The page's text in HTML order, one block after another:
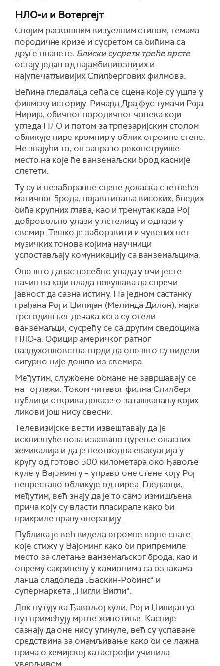
НЛО-и и Вотергејт
Својим раскошним визуелним стилом, темама
породичне кризе и сусретом са бићима са
друге планете, Блиски сусрети треће врсте
остају један од најамбициознијих и
најупечатљивијих Спилбергових филмова.
Већина гледалаца сећа се сцена које су ушле у
филмску историју. Ричард Драјфус тумачи Роја
Нирија, обичног породичног човека који
угледа НЛО и потом за трпезаријским столом
обликује пире кромпир у облик огромне стене.
Не знајући то, он заправо реконструише
место на које ће ванземаљски брод касније
слетети.
Ту су и незаборавне сцене доласка светлећег
матичног брода, појављивања високих, бледих
бића крупних глава, као и тренутак када Рој
добровољно улази у летелицу и одлази у
свемир. Тешко је заборавити и чувених пет
музичких тонова којима научници
успостављају комуникацију са ванземаљцима.
Оно што данас посебно упада у очи јесте
начин на који влада покушава да спречи
јавност да сазна истину. На једном састанку
грађана Рој и Џилијан (Мелинда Дилон), мајка
трогодишњег дечака кога су отели
ванземаљци, сусрећу се са другим сведоцима
НЛО-а. Официр америчког ратног
ваздухопловства тврди да оно што су видели
сигурно није дошло из свемира.
Међутим, службене обмане не завршавају се
на тој лажи. Током читавог филма Спилберг
публици открива доказе о заташкавању којих
ликови још нису свесни.
Телевизијске вести извештавају да је
исклизнуће воза изазвало цурење опасних
хемикалија и да је неопходна евакуација у
кругу од готово 500 километара око Ђавоље
куле у Вајомингу – управо оне стене коју Рој
непрестано обликује од пиреа. Гледаоци,
међутим, већ знају да је то само измишљена
прича коју су власти пласирале како би
прикриле праву операцију.
Публика је већ видела огромне војне снаге
које стижу у Вајоминг како би припремиле
место за слетање ванземаљског брода, као и
опрему сакривену у камионима са ознакама
ланца сладоледа „Баскин-Робинс“ и
супермаркета „Пигли Вигли“.
Док путују ка Ђавољој кули, Рој и Џилијан уз
пут примећују мртве животиње. Касније
сазнају да оне нису угинуле, већ су успаване
средствима за омамљивање како би се лажна
прича о хемијској катастрофи учинила
уверљивом.